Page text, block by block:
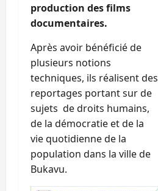
production des films
documentaires.
Après avoir bénéficié de
plusieurs notions
techniques, ils réalisent des
reportages portant sur de
sujets de droits humains,
de la démocratie et de la
vie quotidienne de la
population dans la ville de
Bukavu.